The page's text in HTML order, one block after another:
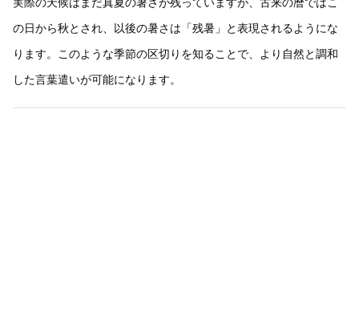
の日から秋とされ、以後の暑さは「残暑」と表現されるようにな
ります。このような季節の区切りを知ることで、より自然と調和
した言葉遣いが可能になります。